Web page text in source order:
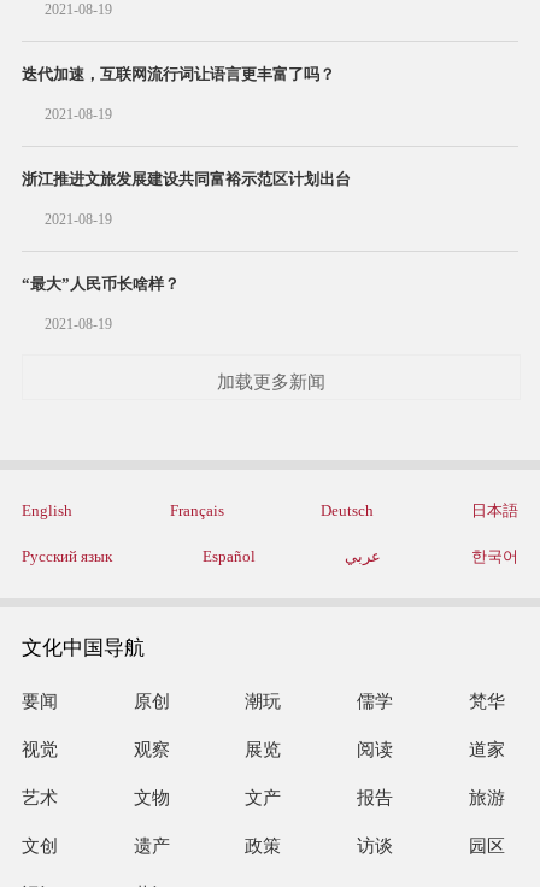
2021-08-19
迭代加速，互联网流行词让语言更丰富了吗？
2021-08-19
浙江推进文旅发展建设共同富裕示范区计划出台
2021-08-19
“最大”人民币长啥样？
2021-08-19
加载更多新闻
English Français Deutsch 日本語
Русский язык Español عربي 한국어
文化中国导航
要闻 原创 潮玩 儒学 梵华
视觉 观察 展览 阅读 道家
艺术 文物 文产 报告 旅游
文创 遗产 政策 访谈 园区